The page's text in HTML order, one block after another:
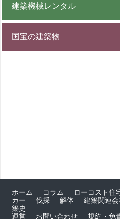
建築機械レンタル
国宝の建築物
ホーム コラム ローコスト住
カー
伐採 解体 建築関連会
築史
運営
お問い合わせ 規約・免